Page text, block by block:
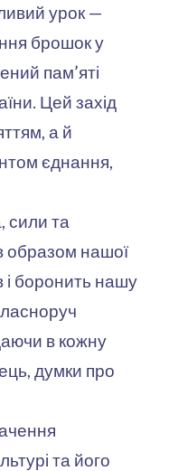
урок —
брошок у
пам’яті
Цей захід
а й
єднання,
сили та
образом нашої
і боронить нашу
в кожну
думки про
та його